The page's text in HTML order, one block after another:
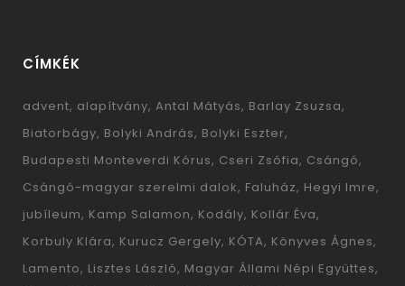
CÍMKÉK
advent alapítvány Antal Mátyás Barlay Zsuzsa
Biatorbágy Bolyki András Bolyki Eszter
Budapesti Monteverdi Kórus Cseri Zsófia Csángó
Csángó-magyar szerelmi dalok Faluház Hegyi Imre
jubíleum Kamp Salamon Kodály Kollár Éva
Korbuly Klára Kurucz Gergely KÓTA Könyves Ágnes
Lamento Lisztes László Magyar Állami Népi Együttes